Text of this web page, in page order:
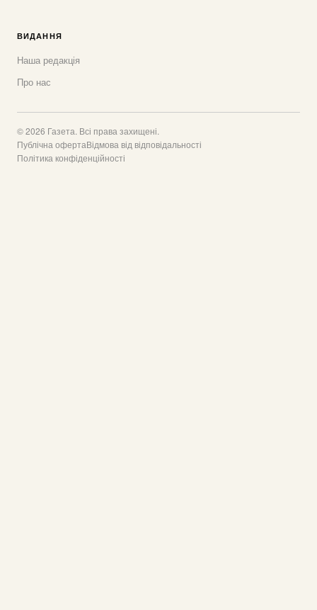
ВИДАННЯ
Наша редакція
Про нас
© 2026 Газета. Всі права захищені.
Публічна офертаВідмова від відповідальності
Політика конфіденційності